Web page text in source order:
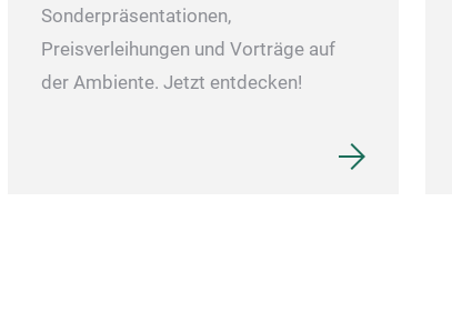
Sonderpräsentationen,
Preisverleihungen und Vorträge auf
der Ambiente. Jetzt entdecken!